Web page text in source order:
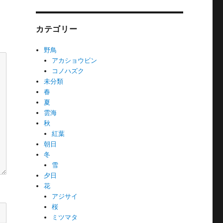
カテゴリー
野鳥
アカショウビン
コノハズク
未分類
春
夏
雲海
秋
紅葉
朝日
冬
雪
夕日
花
アジサイ
桜
ミツマタ